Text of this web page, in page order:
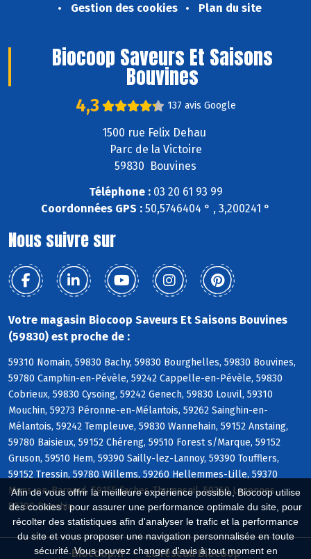
Afin de vous offrir la meilleure expérience possible, Biocoop utilise
des cookies : pour assurer une performance optimale du site, pour
récolter des statistiques afin d'analyser le trafic et la performance
du site et vous proposer une navigation personnalisée en toute
sécurité. Vous pouvez changer d'avis à tout moment en
Gestion des cookies
Plan du site
Biocoop Saveurs Et Saisons
Bouvines
4,3 137 avis Google
1500 rue Felix Dehau
Parc de la Victoire
59830 Bouvines
Téléphone :03 20 61 93 99
Coordonnées GPS : 50,5746404 ° , 3,200241 °
Nous suivre sur
Votre magasin Biocoop Saveurs Et Saisons Bouvines
(59830) est proche de :
59310 Nomain, 59830 Bachy, 59830 Bourghelles, 59830 Bouvines,
59780 Camphin-en-Pévèle, 59242 Cappelle-en-Pévèle, 59830
Cobrieux, 59830 Cysoing, 59242 Genech, 59830 Louvil, 59310
Mouchin, 59273 Péronne-en-Mélantois, 59262 Sainghin-en-
Mélantois, 59242 Templeuve, 59830 Wannehain, 59152 Anstaing,
59780 Baisieux, 59152 Chéreng, 59510 Forest s/Marque, 59152
Gruson, 59510 Hem, 59390 Sailly-lez-Lannoy, 59390 Toufflers,
59152 Tressin, 59780 Willems, 59260 Hellemmes-Lille, 59370
Mons-en-Baroeul, 59155 Faches-Thumesnil, 59260 Lezennes,
59790 Ronchin
Biocoop.fr Le réseau Biocoop